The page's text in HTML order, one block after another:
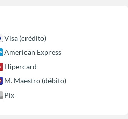
Visa (crédito)
American Express
Hipercard
M. Maestro (débito)
Pix